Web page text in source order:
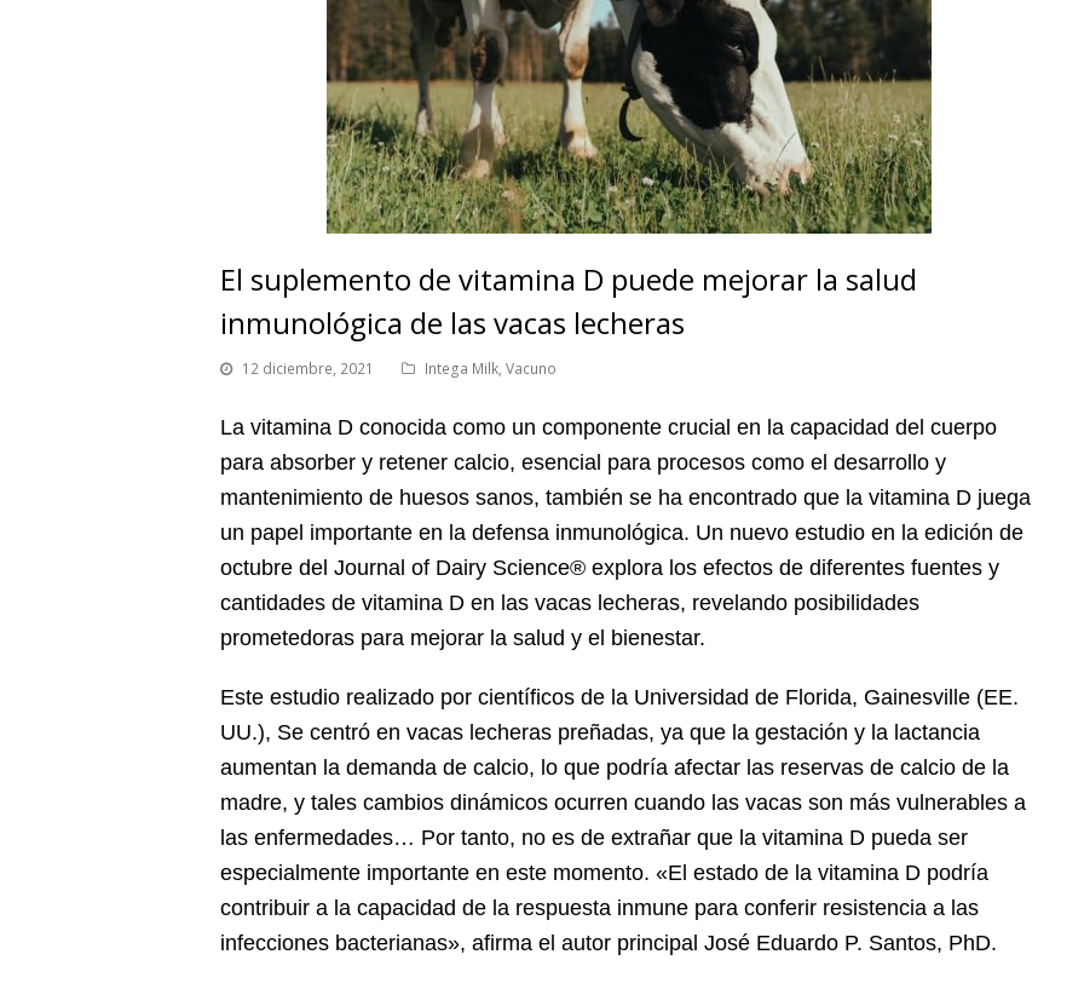
El suplemento de vitamina D puede mejorar la salud
inmunológica de las vacas lecheras
12 diciembre, 2021 Intega Milk, Vacuno
La vitamina D conocida como un componente crucial en la capacidad del cuerpo
para absorber y retener calcio, esencial para procesos como el desarrollo y
mantenimiento de huesos sanos, también se ha encontrado que la vitamina D juega
un papel importante en la defensa inmunológica. Un nuevo estudio en la edición de
octubre del Journal of Dairy Science® explora los efectos de diferentes fuentes y
cantidades de vitamina D en las vacas lecheras, revelando posibilidades
prometedoras para mejorar la salud y el bienestar.
Este estudio realizado por científicos de la Universidad de Florida, Gainesville (EE.
UU.), Se centró en vacas lecheras preñadas, ya que la gestación y la lactancia
aumentan la demanda de calcio, lo que podría afectar las reservas de calcio de la
madre, y tales cambios dinámicos ocurren cuando las vacas son más vulnerables a
las enfermedades… Por tanto, no es de extrañar que la vitamina D pueda ser
especialmente importante en este momento. «El estado de la vitamina D podría
contribuir a la capacidad de la respuesta inmune para conferir resistencia a las
infecciones bacterianas», afirma el autor principal José Eduardo P. Santos, PhD.